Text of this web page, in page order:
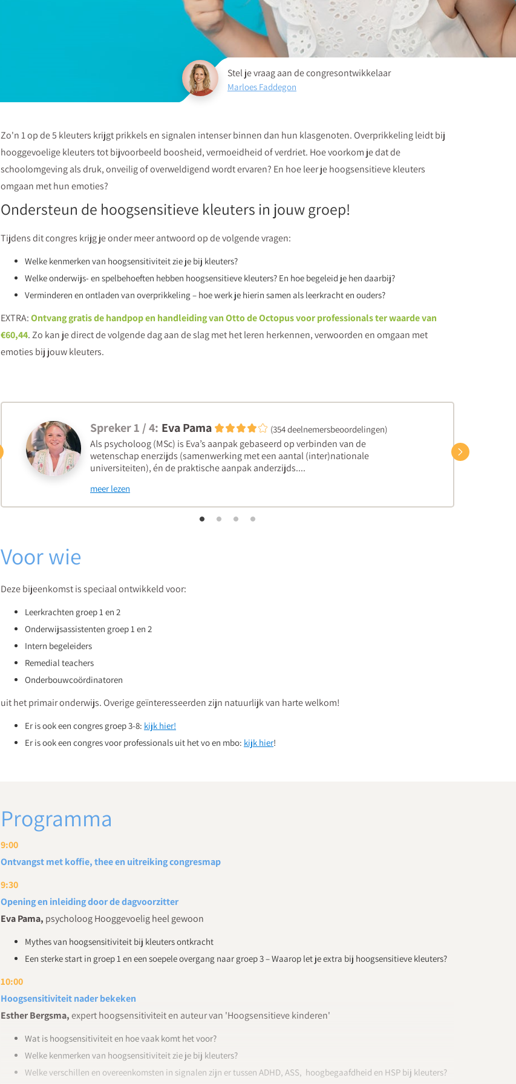
Stel je vraag aan de congresontwikkelaar
Marloes Faddegon
Zo'n 1 op de 5 kleuters krijgt prikkels en signalen intenser binnen dan hun klasgenoten. Overprikkeling leidt bij
hooggevoelige kleuters tot bijvoorbeeld boosheid, vermoeidheid of verdriet. Hoe voorkom je dat de
schoolomgeving als druk, onveilig of overweldigend wordt ervaren? En hoe leer je hoogsensitieve kleuters
omgaan met hun emoties?
Ondersteun de hoogsensitieve kleuters in jouw groep!
Tijdens dit congres krijg je onder meer antwoord op de volgende vragen:
Welke kenmerken van hoogsensitiviteit zie je bij kleuters?
Welke onderwijs- en spelbehoeften hebben hoogsensitieve kleuters? En hoe begeleid je hen daarbij?
Verminderen en ontladen van overprikkeling – hoe werk je hierin samen als leerkracht en ouders?
EXTRA:Ontvang gratis de handpop en handleiding van Otto de Octopus voor professionals ter waarde van
€60,44. Zo kan je direct de volgende dag aan de slag met het leren herkennen, verwoorden en omgaan met
emoties bij jouw kleuters.
Spreker 1 / 4: Eva Pama (354 deelnemersbeoordelingen)
Als psycholoog (MSc) is Eva’s aanpak gebaseerd op verbinden van de
wetenschap enerzijds (samenwerking met een aantal (inter)nationale
universiteiten), én de praktische aanpak anderzijds....
meer lezen
Vorige Volgende
Voor wie
Deze bijeenkomst is speciaal ontwikkeld voor:
Leerkrachten groep 1 en 2
Onderwijsassistenten groep 1 en 2
Intern begeleiders
Remedial teachers
Onderbouwcoördinatoren
uit het primair onderwijs. Overige geïnteresseerden zijn natuurlijk van harte welkom!
Er is ook een congres groep 3-8: kijk hier!
Er is ook een congres voor professionals uit het vo en mbo: kijk hier!
Programma
9:00
Ontvangst met koffie, thee en uitreiking congresmap
9:30
Opening en inleiding door de dagvoorzitter
Eva Pama, psycholoog Hooggevoelig heel gewoon
Mythes van hoogsensitiviteit bij kleuters ontkracht
Een sterke start in groep 1 en een soepele overgang naar groep 3 – Waarop let je extra bij hoogsensitieve kleuters?
10:00
Hoogsensitiviteit nader bekeken
Esther Bergsma,expert hoogsensitiviteit en auteur van 'Hoogsensitieve kinderen'
Wat is hoogsensitiviteit en hoe vaak komt het voor?
Welke kenmerken van hoogsensitiviteit zie je bij kleuters?
Welke verschillen en overeenkomsten in signalen zijn er tussen ADHD, ASS, hoogbegaafdheid en HSP bij kleuters?